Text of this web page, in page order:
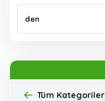
den
Tüm Kategoriler